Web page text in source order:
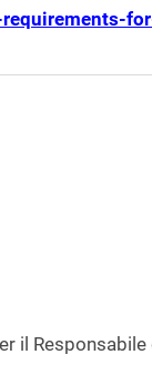
il Responsabile